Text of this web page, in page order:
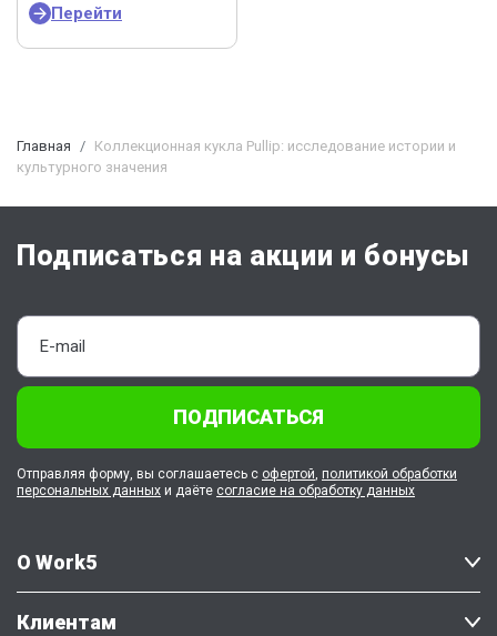
Перейти
Главная
Коллекционная кукла Pullip: исследование истории и
культурного значения
О Work5
Клиентам
Подписаться на акции и бонусы
ПОДПИСАТЬСЯ
Отправляя форму, вы соглашаетесь с офертой, политикой обработки
персональных данных и даёте согласие на обработку данных